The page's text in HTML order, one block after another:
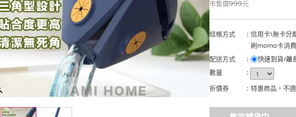
市售價999元
結帳方式 : 信用卡\無卡分
刷momo卡消
配送方式
:
快速到貨/離
數量
:
折價券
: 特惠商品，不